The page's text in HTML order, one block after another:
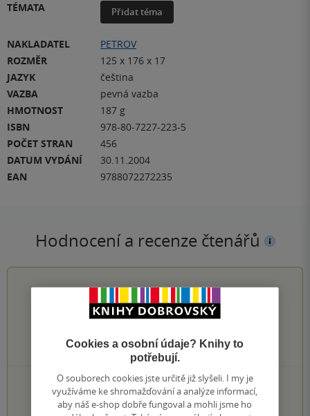
TÉMATA
Přidat téma
NAKLADATEL
PETROV
ROZMĚR
125 x 176 x 17
JAZYK
čeština
VAZBA
pevná vazba
HMOTNOST
187 g
ISBN
978-80-7227-223-5
POČET STRAN
456
DATUM VYDÁNÍ
30.11.2004
EAN
9788072272235
Hodnocení a recenze čtenářů
3.3z5
3hodnocení čtenářů
1×
5 hvězdiček
1×
4 hvězdičky
0×
Cookies a osobní údaje? Knihy to
potřebují.
O souborech cookies jste určitě již slyšeli. I my je
využíváme ke shromažďování a analýze informací,
aby náš e-shop dobře fungoval a mohli jsme ho